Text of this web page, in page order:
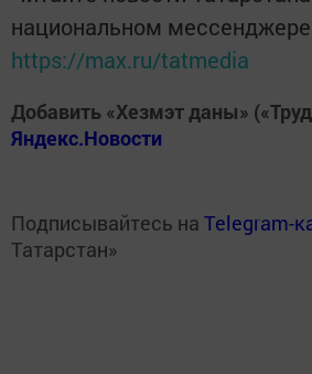
национальном
https://max.ru/tatmedia
Добавить «Хезмэт даны»
Яндекс.Новости
Подписывайтесь на Telegram-
Татарстан»